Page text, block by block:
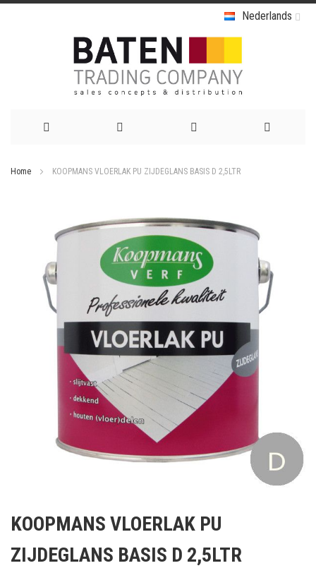
Nederlands
Home KOOPMANS VLOERLAK PU ZIJDEGLANS BASIS D 2,5LTR
afbeeldingen-
het
van
KOOPMANS VLOERLAK PU
ZIJDEGLANS BASIS D 2,5LTR